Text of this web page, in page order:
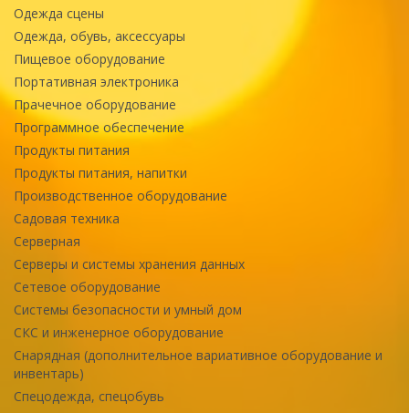
Одежда сцены
Одежда, обувь, аксессуары
Пищевое оборудование
Портативная электроника
Прачечное оборудование
Программное обеспечение
Продукты питания
Продукты питания, напитки
Производственное оборудование
Садовая техника
Серверная
Серверы и системы хранения данных
Сетевое оборудование
Системы безопасности и умный дом
СКС и инженерное оборудование
Снарядная (дополнительное вариативное оборудование и
инвентарь)
Спецодежда, спецобувь